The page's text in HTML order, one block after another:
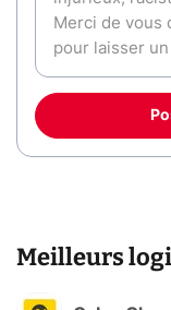
Meilleurs